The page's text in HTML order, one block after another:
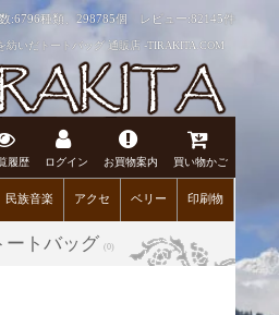
:6796種類、298785個 レビュー:82145件
紡いだトートバッグ 通販店 -TIRAKITA.COM
履歴 ログイン お買物案内 買い物かご
民族音楽 アクセ ベリー 印刷物
ートバッグ (0)